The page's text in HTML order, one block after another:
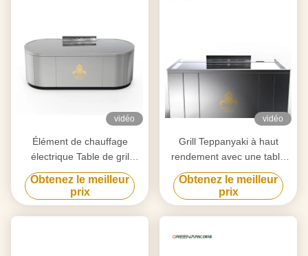
vidéo
Élément de chauffage
électrique Table de gril
Teppanyaki pour la
purification personnalisée
selon vos besoins
Obtenez le meilleur
prix
vidéo
Grill Teppanyaki à haut
rendement avec une table
de 20 mm en acier allié de
qualité alimentaire et un
chauffage intelligent
Obtenez le meilleur
prix